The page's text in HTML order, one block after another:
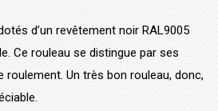
d’un revêtement noir RAL9005
Ce rouleau se distingue par ses
roulement. Un très bon rouleau, donc,